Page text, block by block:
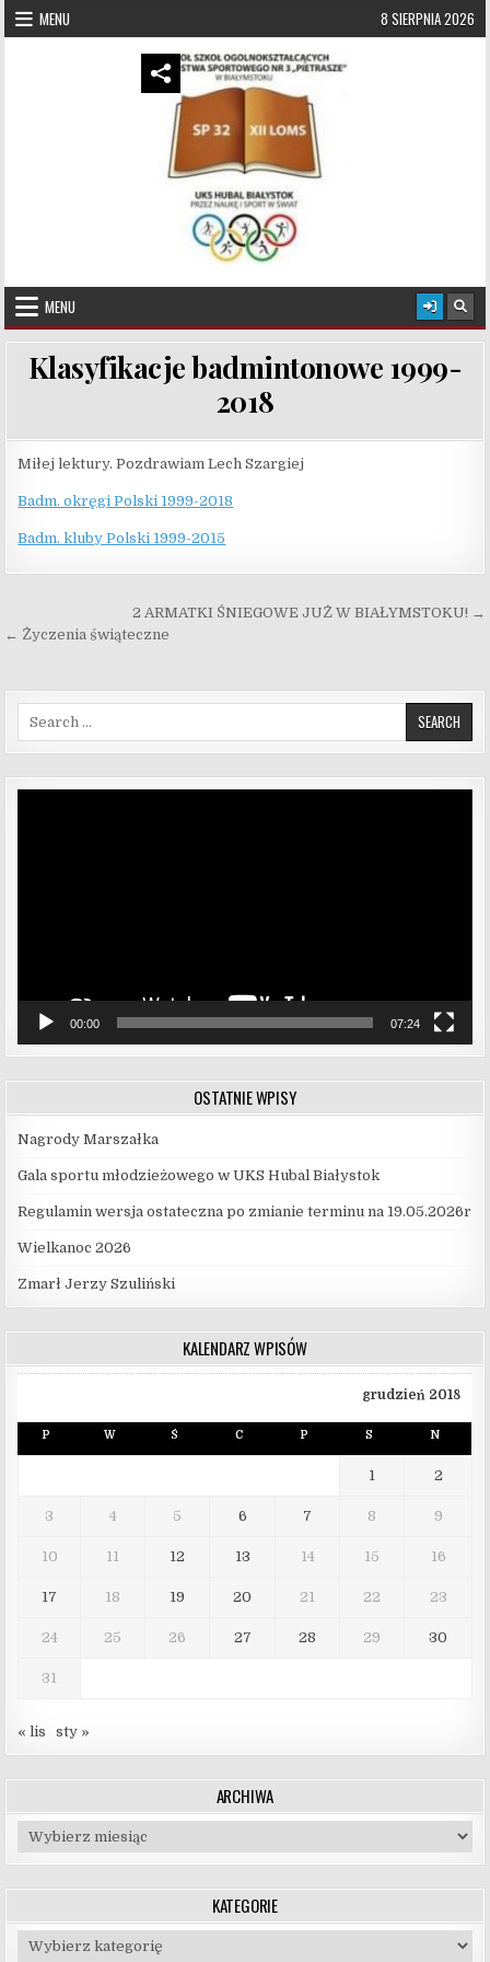
Skip to content
MENU 8 SIERPNIA 2026
UKS Hubal Białystok
MENU
Klasyfikacje badmintonowe 1999-
2018
Miłej lektury. Pozdrawiam Lech Szargiej
Badm. okręgi Polski 1999-2018
Badm. kluby Polski 1999-2015
Nawigacja wpisu2 ARMATKI ŚNIEGOWE JUŻ W BIAŁYMSTOKU! →
← Życzenia świąteczne
Search for:
00:00 07:24
OSTATNIE WPISY
Nagrody Marszałka
Gala sportu młodzieżowego w UKS Hubal Białystok
Regulamin wersja ostateczna po zmianie terminu na 19.05.2026r
Wielkanoc 2026
Zmarł Jerzy Szuliński
KALENDARZ WPISÓW
grudzień 2018
P W Ś C P S N
1 2
3 4 5 6 7 8 9
10 11 12 13 14 15 16
17 18 19 20 21 22 23
24 25 26 27 28 29 30
31
« lis sty »
ARCHIWA
Archiwa
KATEGORIE
Kategorie